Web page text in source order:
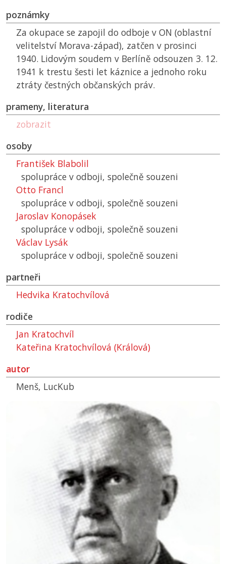
poznámky
Za okupace se zapojil do odboje v ON (oblastní
velitelství Morava-západ), zatčen v prosinci
1940. Lidovým soudem v Berlíně odsouzen 3. 12.
1941 k trestu šesti let káznice a jednoho roku
ztráty čestných občanských práv.
prameny, literatura
zobrazit
osoby
František Blabolil
spolupráce v odboji, společně souzeni
Otto Francl
spolupráce v odboji, společně souzeni
Jaroslav Konopásek
spolupráce v odboji, společně souzeni
Václav Lysák
spolupráce v odboji, společně souzeni
partneři
Hedvika Kratochvílová
rodiče
Jan Kratochvíl
Kateřina Kratochvílová (Králová)
autor
Menš, LucKub